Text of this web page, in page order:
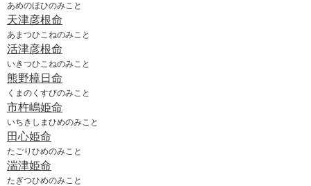
あめのほひのみこと
天津彦根命
あまつひこねのみこと
活津彦根命
いきつひこねのみこと
熊野樟日命
くまのくすびのみこと
市杵嶋姫命
いちきしまひめのみこと
田心姫命
たごりひめのみこと
湍津姫命
たぎつひめのみこと